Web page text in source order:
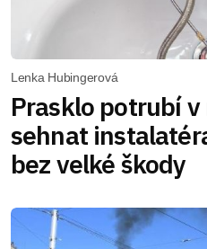
Lenka Hubingerová
Prasklo potrubí v
sehnat
bez velké škody